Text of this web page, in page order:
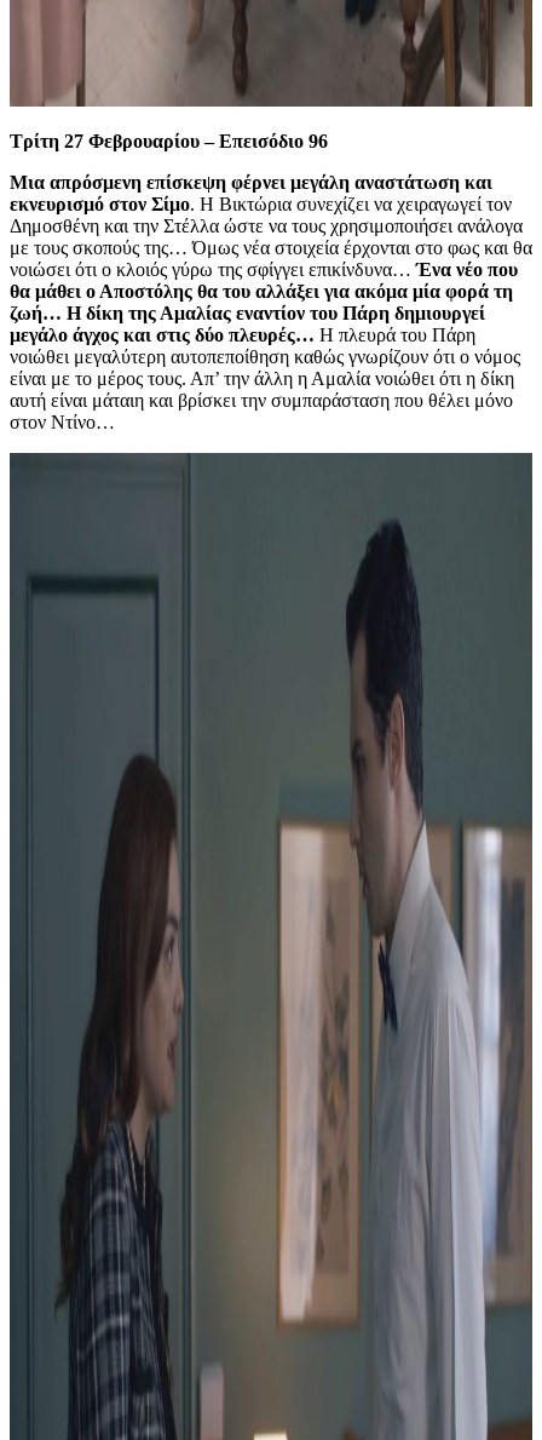
Τρίτη 27 Φεβρουαρίου – Επεισόδιο 96
Μια απρόσμενη επίσκεψη φέρνει μεγάλη αναστάτωση και
εκνευρισμό στον Σίμο. Η Βικτώρια συνεχίζει να χειραγωγεί τον
Δημοσθένη και την Στέλλα ώστε να τους χρησιμοποιήσει ανάλογα
με τους σκοπούς της… Όμως νέα στοιχεία έρχονται στο φως και θα
νοιώσει ότι ο κλοιός γύρω της σφίγγει επικίνδυνα…Ένα νέο που
θα μάθει ο Αποστόλης θα του αλλάξει για ακόμα μία φορά τη
ζωή… Η δίκη της Αμαλίας εναντίον του Πάρη δημιουργεί
μεγάλο άγχος και στις δύο πλευρές… Η πλευρά του Πάρη
νοιώθει μεγαλύτερη αυτοπεποίθηση καθώς γνωρίζουν ότι ο νόμος
είναι με το μέρος τους. Απ’ την άλλη η Αμαλία νοιώθει ότι η δίκη
αυτή είναι μάταιη και βρίσκει την συμπαράσταση που θέλει μόνο
στον Ντίνο…